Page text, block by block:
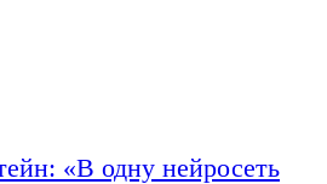
«В одну нейросеть